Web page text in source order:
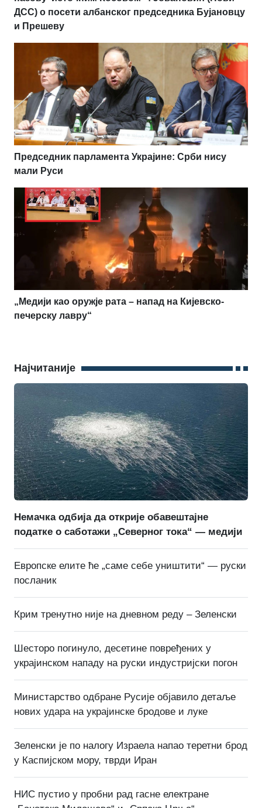
ДСС) о посети албанског председника Бујановцу
и Прешеву
Председник парламента Украјине: Срби нису
мали Руси
„Медији као оружје рата – напад на Кијевско-
печерску лавру“
Најчитаније
Немачка одбија да открије обавештајне
податке о саботажи „Северног тока“ — медији
Европске елите ће „саме себе уништити“ — руски
посланик
Крим тренутно није на дневном реду – Зеленски
Шесторо погинуло, десетине повређених у
украјинском нападу на руски индустријски погон
Министарство одбране Русије објавило детаље
нових удара на украјинске бродове и луке
Зеленски је по налогу Израела напао теретни брод
у Каспијском мору, тврди Иран
НИС пустио у пробни рад гасне електране